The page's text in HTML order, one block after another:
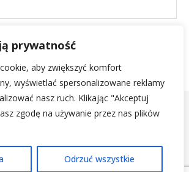
prywatność
aby zwiększyć komfort
wyświetlać spersonalizowane reklamy
nasz ruch. Klikając "Akceptuj
zgodę na używanie przez nas plików
Odrzuć wszystkie
REGULAMIN SKLEPU| 2019 - All Right
and Developed byPenciDesign